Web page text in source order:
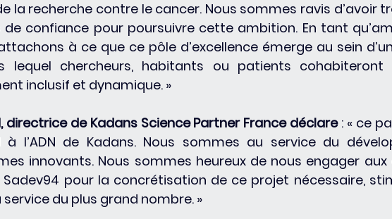
la recherche contre le cancer. Nous sommes ravis d’avoir
confiance pour poursuivre cette ambition. En tant
à ce que ce pôle d’excellence émerge au sein
lequel chercheurs, habitants ou patients cohabiteront
inclusif et dynamique. »
directrice de Kadans Science Partner France déclare : « ce
à l’ADN de Kadans. Nous sommes au service du
innovants. Nous sommes heureux de nous engager
Sadev94 pour la concrétisation de ce projet nécessaire,
du plus grand nombre. »